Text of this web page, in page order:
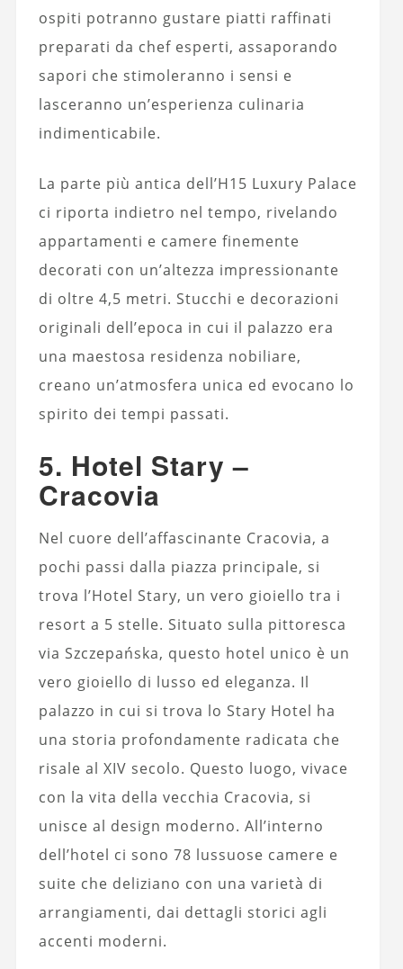
ospiti potranno gustare piatti raffinati
preparati da chef esperti, assaporando
sapori che stimoleranno i sensi e
lasceranno un’esperienza culinaria
indimenticabile.
La parte più antica dell’H15 Luxury Palace
ci riporta indietro nel tempo, rivelando
appartamenti e camere finemente
decorati con un’altezza impressionante
di oltre 4,5 metri. Stucchi e decorazioni
originali dell’epoca in cui il palazzo era
una maestosa residenza nobiliare,
creano un’atmosfera unica ed evocano lo
spirito dei tempi passati.
5. Hotel Stary –
Cracovia
Nel cuore dell’affascinante Cracovia, a
pochi passi dalla piazza principale, si
trova l’Hotel Stary, un vero gioiello tra i
resort a 5 stelle. Situato sulla pittoresca
via Szczepańska, questo hotel unico è un
vero gioiello di lusso ed eleganza. Il
palazzo in cui si trova lo Stary Hotel ha
una storia profondamente radicata che
risale al XIV secolo. Questo luogo, vivace
con la vita della vecchia Cracovia, si
unisce al design moderno. All’interno
dell’hotel ci sono 78 lussuose camere e
suite che deliziano con una varietà di
arrangiamenti, dai dettagli storici agli
accenti moderni.